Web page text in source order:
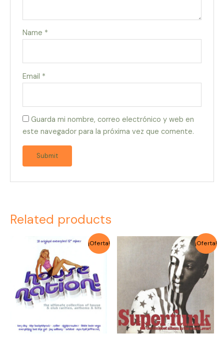
Name *
Email *
Guarda mi nombre, correo electrónico y web en
este navegador para la próxima vez que comente.
Related products
¡Oferta!
Original
price
was:
$4.000.
Current
is:
$3.500.
¡Oferta!
$4.000.
Current
price
is:
$3.500.